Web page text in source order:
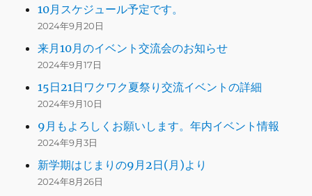
10月スケジュール予定です。
2024年9月20日
来月10月のイベント交流会のお知らせ
2024年9月17日
15日21日ワクワク夏祭り交流イベントの詳細
2024年9月10日
9月もよろしくお願いします。年内イベント情報
2024年9月3日
新学期はじまりの9月2日(月)より
2024年8月26日